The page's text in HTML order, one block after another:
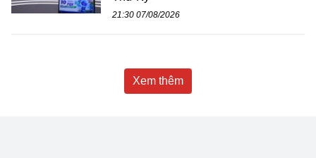
21:30 07/08/2026
Xem thêm